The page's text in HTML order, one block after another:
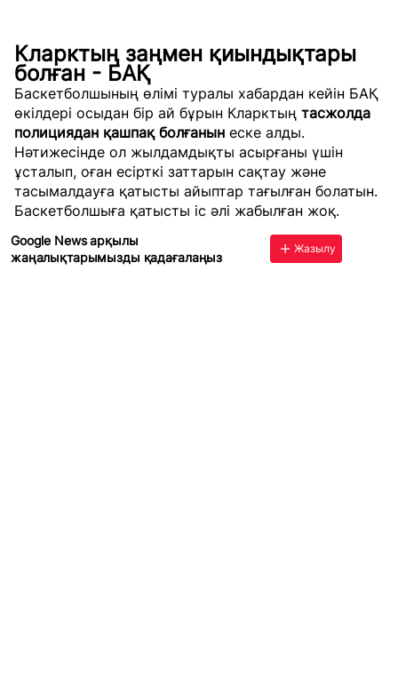
Кларктың заңмен қиындықтары
болған - БАҚ
Баскетболшының өлімі туралы хабардан кейін БАҚ
өкілдері осыдан бір ай бұрын Кларктың тасжолда
полициядан қашпақ болғанын еске алды.
Нәтижесінде ол жылдамдықты асырғаны үшін
ұсталып, оған есірткі заттарын сақтау және
тасымалдауға қатысты айыптар тағылған болатын.
Баскетболшыға қатысты іс әлі жабылған жоқ.
Google News арқылы
жаңалықтарымызды қадағалаңыз
Жазылу